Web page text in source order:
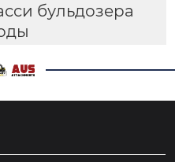
бульдозера